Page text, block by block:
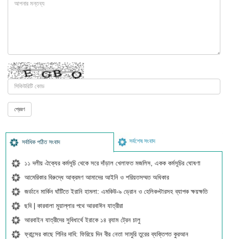
সর্বাধিক পঠিত সংবাদ সর্বশেষ সংবাদ
১১ দলীয় ঐক্যের কর্মসূচি থেকে সরে দাঁড়াল খেলাফত মজলিস, একক কর্মসূচির ঘোষণা
আমেরিকার বিরুদ্ধে আক্রমণ আমাদের আইনি ও শরিয়তসম্মত অধিকার
জর্ডানে মার্কিন ঘাঁটিতে ইরানি হামলা: এমকিউ-৯ ড্রোন ও হেলিকপ্টারসহ ব্যাপক ক্ষয়ক্ষতি
ছবি | কারবালা মুয়াল্লার পথে আরবাঈন যাত্রীরা
আরবাইন যাত্রীদের সুবিধার্থে ইরাকে ১৪ র‍্যাম ট্রেন চালু
ফ্রান্সের কাছে গিনির দাবি: ফিরিয়ে দিন বীর নেতা সামুরি তুরের ব্যক্তিগত কুরআন